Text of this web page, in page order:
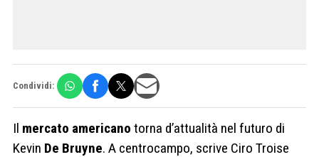
Condividi:
Il mercato americano torna d’attualità nel futuro di
Kevin De Bruyne. A centrocampo, scrive Ciro Troise